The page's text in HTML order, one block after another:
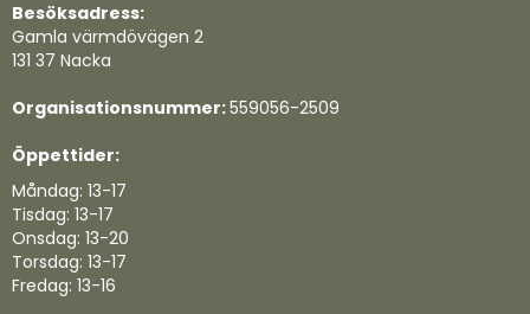
Besöksadress:
Gamla värmdövägen 2
131 37 Nacka
Organisationsnummer:559056-2509
Öppettider:
Måndag: 13-17
Tisdag: 13-17
Onsdag: 13-20
Torsdag: 13-17
Fredag: 13-16